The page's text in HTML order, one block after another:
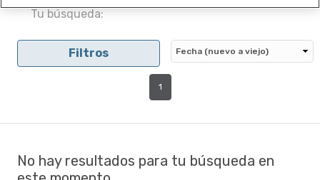
Tu búsqueda:
Filtros
1
No hay resultados para tu búsqueda en